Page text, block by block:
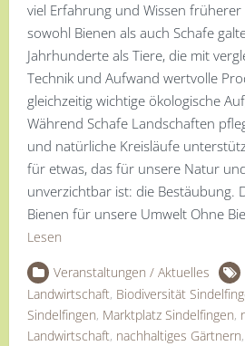
viel Erfahrung und Wissen
sowohl Bienen als auch Schafe
Jahrhunderte als Tiere, die mit
Technik und Aufwand wertvolle
gleichzeitig wichtige ökologische
Während Schafe Landschaften
und natürliche Kreisläufe
für etwas, das für unsere Natur
unverzichtbar ist: die Bestäubung.
Bienen für unsere Umwelt Ohne
Lesen
Veranstaltungen / Aktuelles
Landwirtschaft, Biodiversität
Sindelfingen, Marktplatz Sindelfingen,
Landwirtschaft, nachhaltiges Gärtnern,